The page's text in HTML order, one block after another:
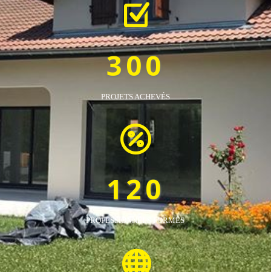
Z
300
PROJETS ACHEVÉS

120
PROFESSIONNELS FORMÉS
